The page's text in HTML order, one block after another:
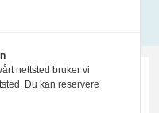
Design
nettsted bruker vi
Du kan reservere